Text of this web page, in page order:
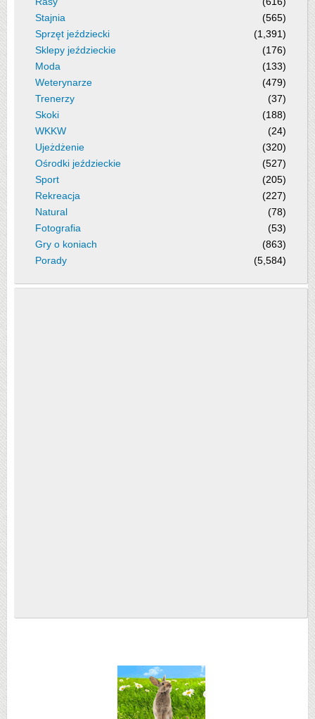
Stajnia
(565)
Sprzęt jeździecki
(1,391)
Sklepy jeździeckie
(176)
Moda
(133)
Weterynarze
(479)
Trenerzy
(37)
Skoki
(188)
WKKW
(24)
Ujeżdżenie
(320)
Ośrodki jeździeckie
(527)
Sport
(205)
Rekreacja
(227)
Natural
(78)
Fotografia
(53)
Gry o koniach
(863)
Porady
(5,584)